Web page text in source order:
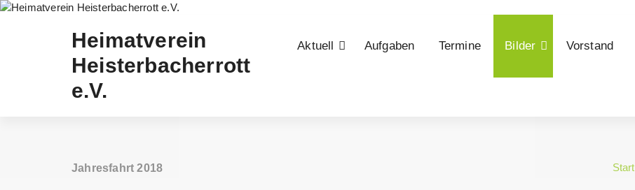
Zum
Heimatverein
Heisterbacherrott
e.V.
Aktuell Aufgaben Termine Bilder Vorstand
Jahresfahrt 2018 Start